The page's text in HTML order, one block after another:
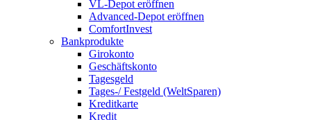
VL-Depot eröffnen
Advanced-Depot eröffnen
ComfortInvest
Bankprodukte
Girokonto
Geschäftskonto
Tagesgeld
Tages-/ Festgeld (WeltSparen)
Kreditkarte
Kredit